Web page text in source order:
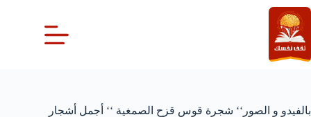
التجاوز
إلى
المحتوى
بالفيدو و الصور‘‘ شجرة قوس قزح الصمغية ‘‘ أجمل أشجار